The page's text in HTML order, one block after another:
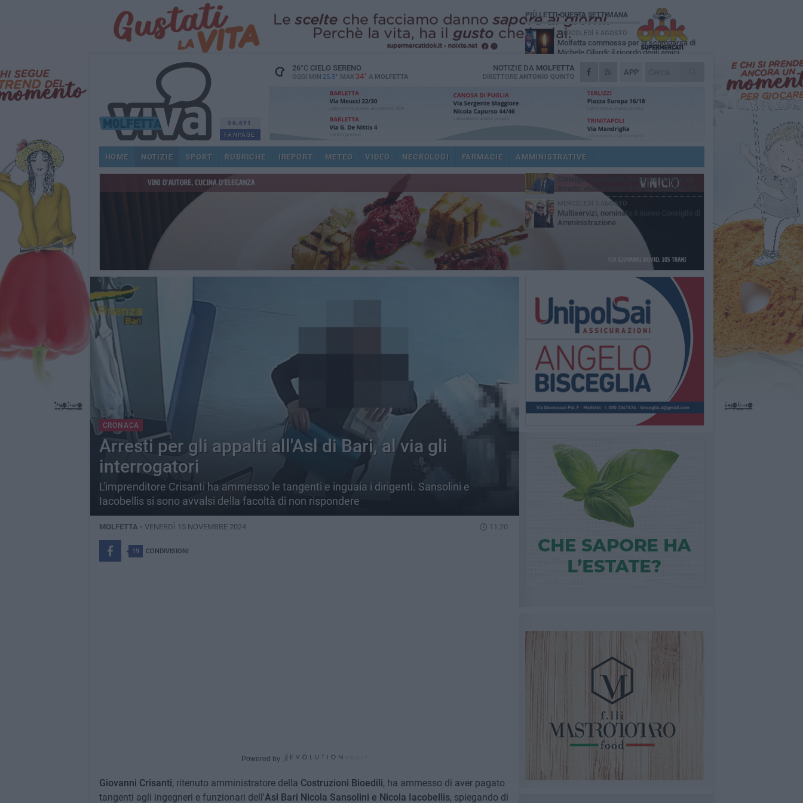
56.691
FANPAGE
26°CCIELO SERENO
OGGI MIN 25.5° MAX 34° A MOLFETTA
APP
NOTIZIE DA MOLFETTA
DIRETTORE ANTONIO QUINTO
HOME NOTIZIE SPORT RUBRICHE IREPORT METEO VIDEO NECROLOGI FARMACIE AMMINISTRATIVE
CRONACA
Arresti per gli appalti all'Asl di Bari, al via gli
interrogatori
L'imprenditore Crisanti ha ammesso le tangenti e inguaia i dirigenti. Sansolini e
Iacobellis si sono avvalsi della facoltà di non rispondere
MOLFETTA - VENERDÌ 15 NOVEMBRE 2024 11.20
19 CONDIVISIONI
Powered by
Giovanni Crisanti, ritenuto amministratore della Costruzioni Bioedili, ha ammesso di aver pagato
tangenti agli ingegneri e funzionari dell'Asl Bari Nicola Sansolini e Nicola Iacobellis, spiegando di
PIÙ LETTI QUESTA SETTIMANA
MERCOLEDÌ 5 AGOSTO
Molfetta commossa per la scomparsa di
Michele Cilardi: il ricordo degli amici
GIOVEDÌ 6 AGOSTO
Marittimo molfettese muore a bordo di un
SABATO 1 AGOSTO
accompagnatori per gli scuolabus:
pubblicato il bando
Molfetta piange Marta Maria Pisani, ultima
maestra della sartoria molfettese
SABATO 1 AGOSTO
Consiglio comunale, Siragusa replica ad
Amato: «Mai limitato il diritto di parola, ho
fatto rispettare il regolamento»
MERCOLEDÌ 5 AGOSTO
Multiservizi, nominato il nuovo Consiglio di
Amministrazione